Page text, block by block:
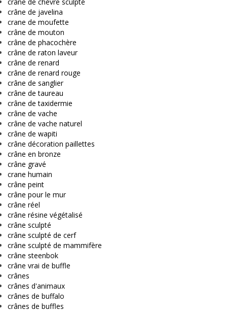
crâne de javelina
crane de moufette
crâne de mouton
crâne de phacochère
crâne de raton laveur
crâne de renard
crâne de renard rouge
crâne de sanglier
crâne de taureau
crâne de taxidermie
crâne de vache
crâne de vache naturel
crâne de wapiti
crâne décoration paillettes
crâne en bronze
crâne gravé
crane humain
crâne peint
crâne pour le mur
crâne réel
crâne résine végétalisé
crâne sculpté
crâne sculpté de cerf
crâne sculpté de mammifère
crâne steenbok
crâne vrai de buffle
crânes
crânes d'animaux
crânes de buffalo
crânes de buffles